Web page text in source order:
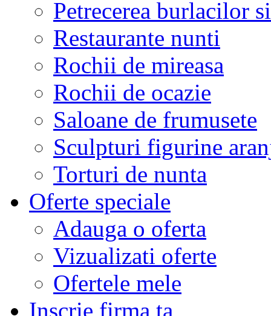
Petrecerea burlacilor
Restaurante nunti
Rochii de mireasa
Rochii de ocazie
Saloane de frumusete
Sculpturi figurine
Torturi de nunta
Oferte speciale
Adauga o oferta
Vizualizati oferte
Ofertele mele
Inscrie firma ta